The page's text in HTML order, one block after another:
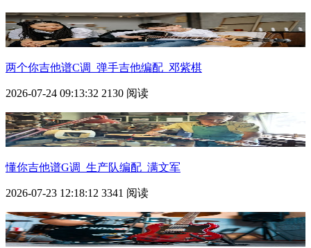
两个你吉他谱C调_弹手吉他编配_邓紫棋
2026-07-24 09:13:32 2130 阅读
懂你吉他谱G调_生产队编配_满文军
2026-07-23 12:18:12 3341 阅读